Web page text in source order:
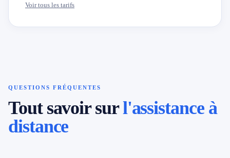
Voir tous les tarifs
QUESTIONS FRÉQUENTES
Tout savoir surl'assistance à
distance